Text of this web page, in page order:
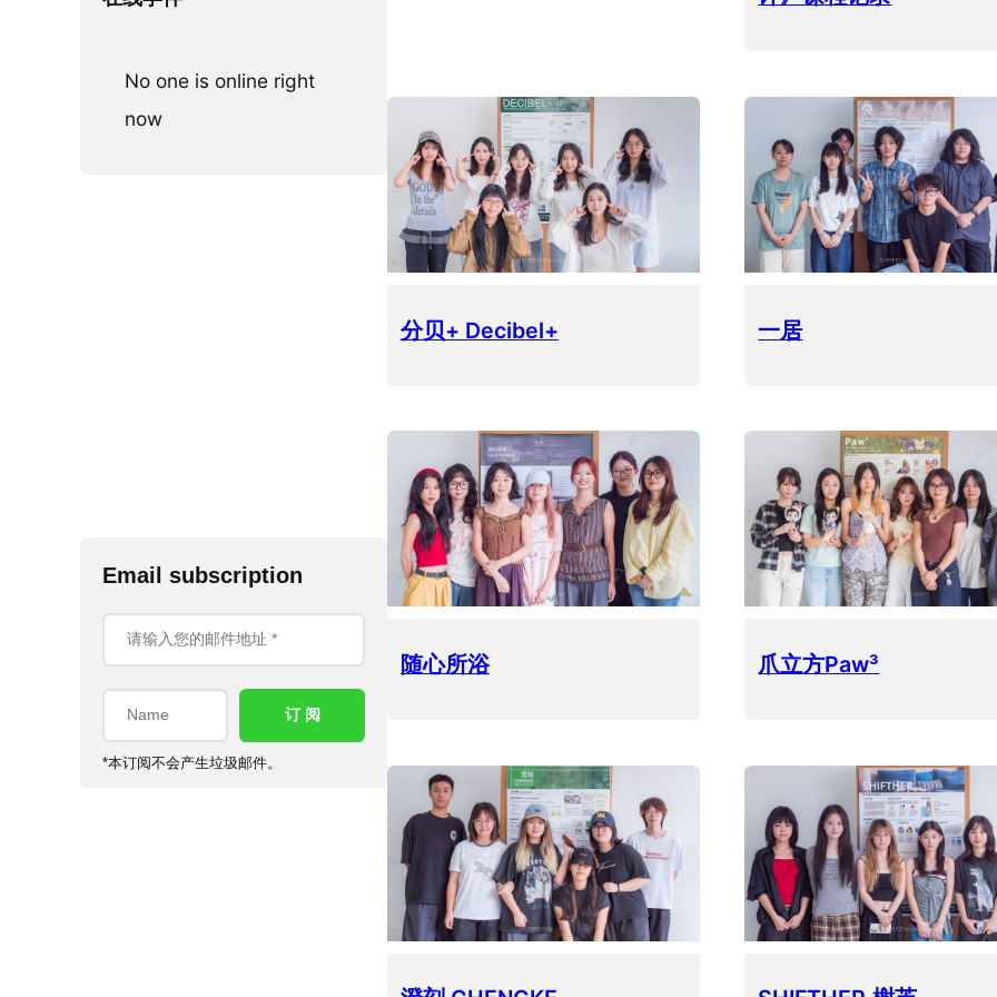
No one is online right
now
Email subscription
*本订阅不会产生垃圾邮件。
分贝+ Decibel+ 一居
随心所浴 爪立方Paw³